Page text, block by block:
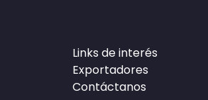
Links de interés
Exportadores
Contáctanos